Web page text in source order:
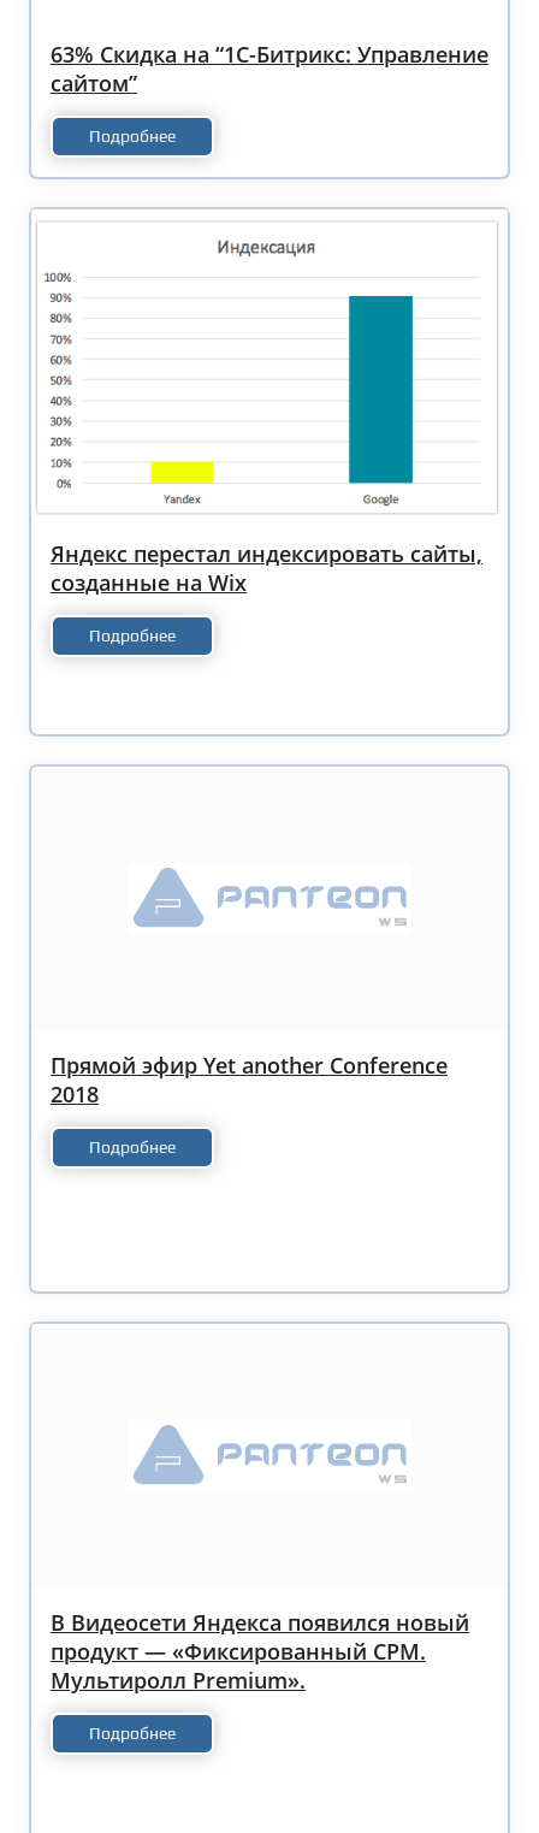
63% Скидка на “1С-Битрикс: Управление
сайтом”
Подробнее
Яндекс перестал индексировать сайты,
созданные на Wix
Подробнее
Прямой эфир Yet another Conference
2018
Подробнее
В Видеосети Яндекса появился новый
продукт — «Фиксированный CPM.
Мультиролл Premium».
Подробнее